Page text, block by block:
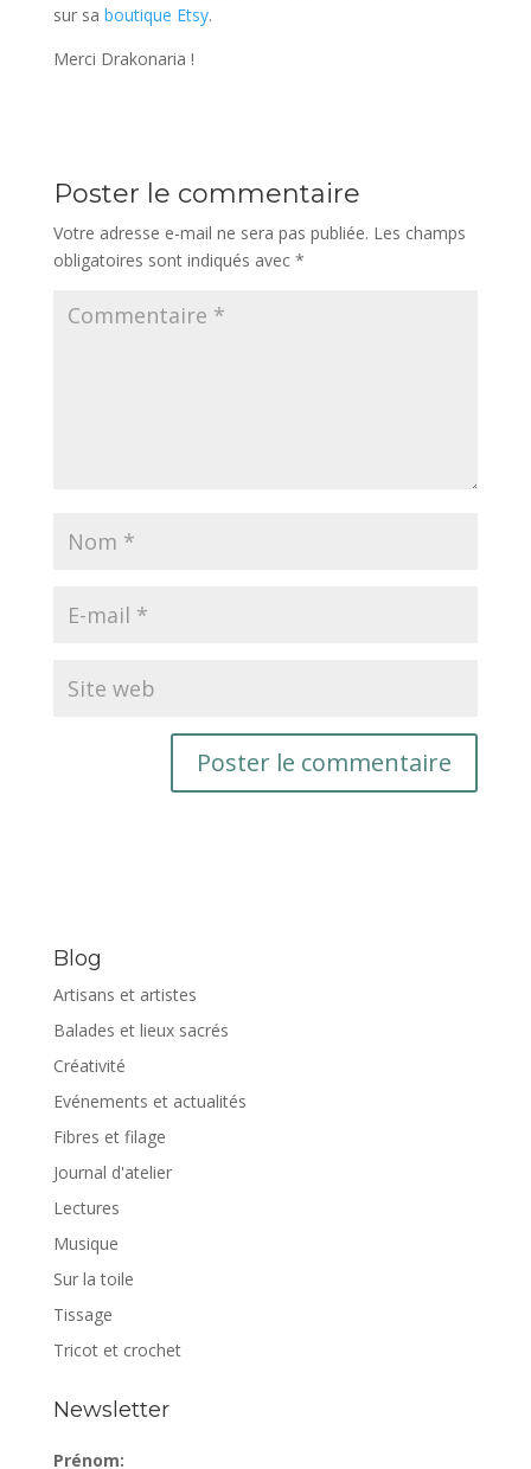
sur sa boutique Etsy.
Merci Drakonaria !
Poster le commentaire
Votre adresse e-mail ne sera pas publiée. Les champs
obligatoires sont indiqués avec *
Blog
Artisans et artistes
Balades et lieux sacrés
Créativité
Evénements et actualités
Fibres et filage
Journal d'atelier
Lectures
Musique
Sur la toile
Tissage
Tricot et crochet
Newsletter
Prénom: